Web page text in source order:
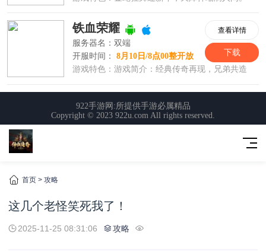
首页 > 攻略
这几个老怪笑死我了！
2025-11-25 08:31:06 攻略